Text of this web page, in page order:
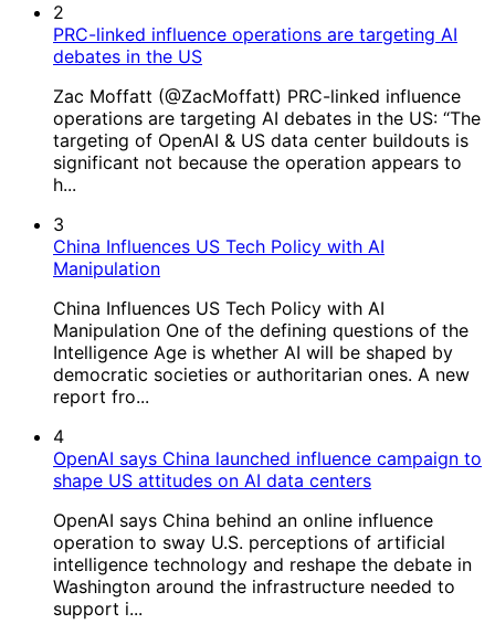
2
PRC-linked influence operations are targeting AI
debates in the US
Zac Moffatt (@ZacMoffatt) PRC-linked influence
operations are targeting AI debates in the US: “The
targeting of OpenAI & US data center buildouts is
significant not because the operation appears to
h...
3
China Influences US Tech Policy with AI
Manipulation
China Influences US Tech Policy with AI
Manipulation One of the defining questions of the
Intelligence Age is whether AI will be shaped by
democratic societies or authoritarian ones. A new
report fro...
4
OpenAI says China launched influence campaign to
shape US attitudes on AI data centers
OpenAI says China behind an online influence
operation to sway U.S. perceptions of artificial
intelligence technology and reshape the debate in
Washington around the infrastructure needed to
support i...